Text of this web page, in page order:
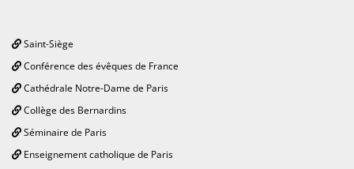
Saint-Siège
Conférence des évêques de France
Cathédrale Notre-Dame de Paris
Collège des Bernardins
Séminaire de Paris
Enseignement catholique de Paris